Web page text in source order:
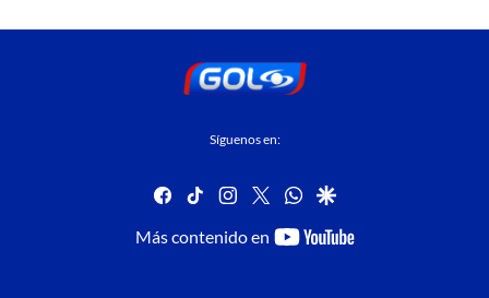
Síguenos en:
facebook
tiktok instagram
twitterwhatsapp
google
Más contenido en
youtube-